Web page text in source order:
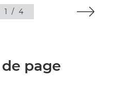
1 / 4
page